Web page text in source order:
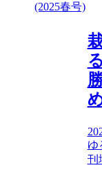
(2025春号)
ゆ
刊